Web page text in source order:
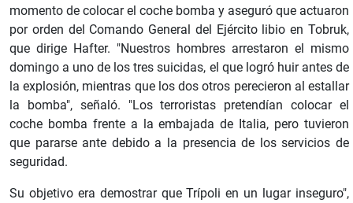
momento de colocar el coche bomba y aseguró que actuaron
por orden del Comando General del Ejército libio en Tobruk,
que dirige Hafter. "Nuestros hombres arrestaron el mismo
domingo a uno de los tres suicidas, el que logró huir antes de
la explosión, mientras que los dos otros perecieron al estallar
la bomba", señaló. "Los terroristas pretendían colocar el
coche bomba frente a la embajada de Italia, pero tuvieron
que pararse ante debido a la presencia de los servicios de
seguridad.
Su objetivo era demostrar que Trípoli en un lugar inseguro",